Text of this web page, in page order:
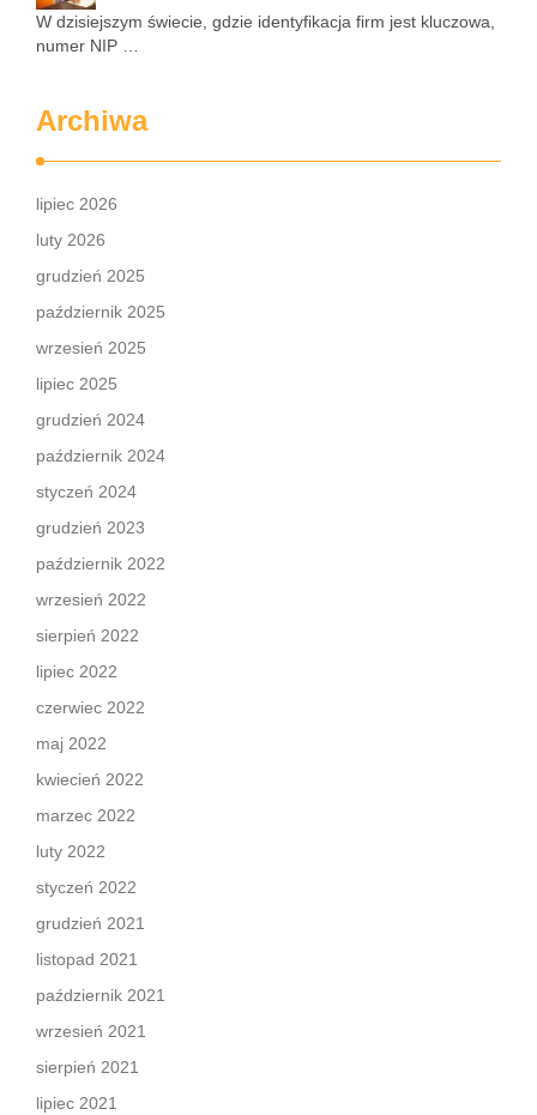
W dzisiejszym świecie, gdzie identyfikacja firm jest kluczowa,
numer NIP …
Archiwa
lipiec 2026
luty 2026
grudzień 2025
październik 2025
wrzesień 2025
lipiec 2025
grudzień 2024
październik 2024
styczeń 2024
grudzień 2023
październik 2022
wrzesień 2022
sierpień 2022
lipiec 2022
czerwiec 2022
maj 2022
kwiecień 2022
marzec 2022
luty 2022
styczeń 2022
grudzień 2021
listopad 2021
październik 2021
wrzesień 2021
sierpień 2021
lipiec 2021